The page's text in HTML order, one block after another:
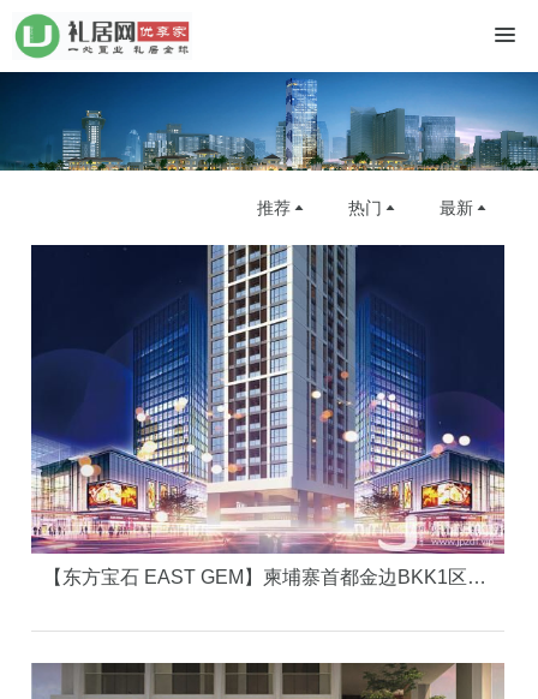
推荐 热门 最新
【东方宝石 EAST GEM】柬埔寨首都金边BKK1区（大使馆中央区）核心资产，中心的中心